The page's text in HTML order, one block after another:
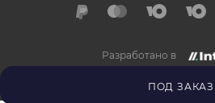
ПОД ЗАКАЗ
Разработано в
Напишите
Telegram